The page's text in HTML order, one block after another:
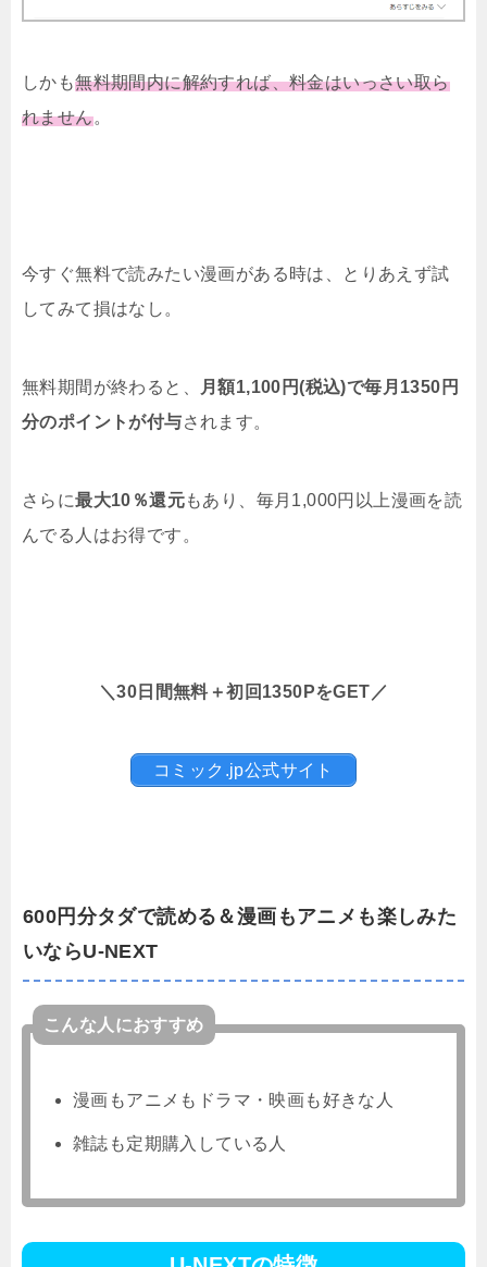
しかも無料期間内に解約すれば、料金はいっさい取ら
れません。
今すぐ無料で読みたい漫画がある時は、とりあえず試
してみて損はなし。
無料期間が終わると、
月額1,100円(税込)で毎月1350円
分のポイントが付与されます。
さらに最大10％還元もあり、毎月1,000円以上漫画を読
んでる人はお得です。
＼30日間無料＋初回1350PをGET／
コミック.jp公式サイト
600円分タダで読める＆漫画もアニメも楽しみた
いならU-NEXT
こんな人におすすめ
漫画もアニメもドラマ・映画も好きな人
雑誌も定期購入している人